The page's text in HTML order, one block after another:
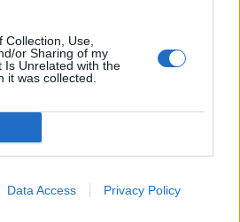
Use,
or Sharing of my
Is Unrelated with the
it was collected.
Data Access Privacy Policy